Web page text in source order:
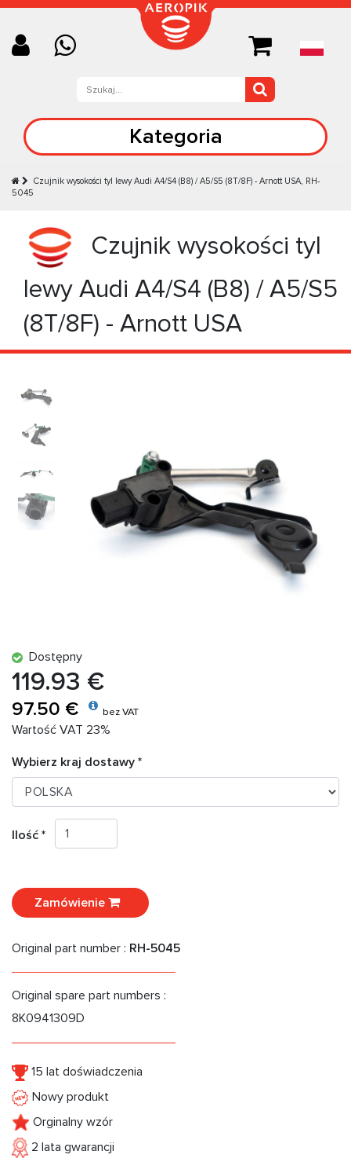
Kategoria
Czujnik wysokości tyl lewy Audi A4/S4 (B8) / A5/S5 (8T/8F) - Arnott USA, RH-
5045
Czujnik wysokości tyl
lewy Audi A4/S4 (B8) / A5/S5
(8T/8F) - Arnott USA
Dostępny
119.93 €
97.50 € bez VAT
Wartość VAT 23%
Wybierz kraj dostawy *
Ilość *
Zamówienie
Original part number : RH-5045
Original spare part numbers :
8K0941309D
15 lat doświadczenia
Nowy produkt
Orginalny wzór
2 lata gwarancji